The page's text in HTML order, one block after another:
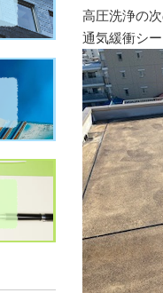
高圧洗浄の
通気緩衝シ